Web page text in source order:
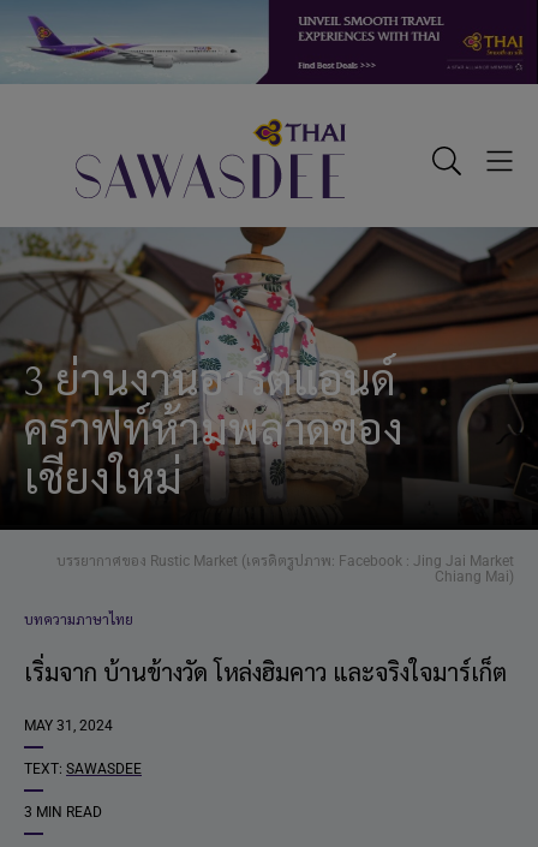
navigation
Sawasdee
3 ย่านงานอาร์ตแอนด์
คราฟท์ห้ามพลาดของ
เชียงใหม่
บรรยากาศของ Rustic Market (เครดิตรูปภาพ: Facebook : Jing Jai Market
Chiang Mai)
บทความภาษาไทย
เริ่มจาก บ้านข้างวัด โหล่งฮิมคาว และจริงใจมาร์เก็ต
MAY 31, 2024
TEXT: SAWASDEE
3 MIN READ